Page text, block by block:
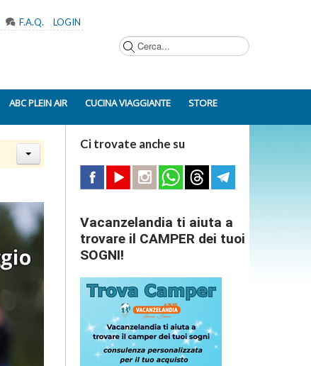
F.A.Q. LOGIN
ABC PLEIN AIR CUCINA VIAGGIANTE STORE
Ci trovate anche su
Vacanzelandia ti aiuta a
trovare il CAMPER dei tuoi
SOGNI!